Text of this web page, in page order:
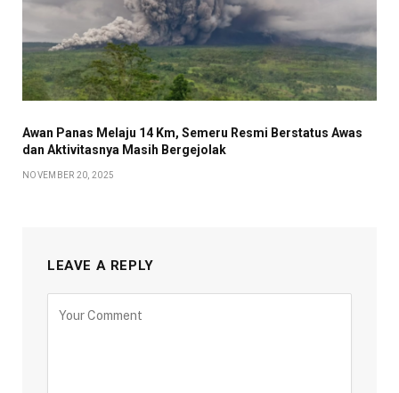
Awan Panas Melaju 14 Km, Semeru Resmi Berstatus Awas
dan Aktivitasnya Masih Bergejolak
NOVEMBER 20, 2025
LEAVE A REPLY